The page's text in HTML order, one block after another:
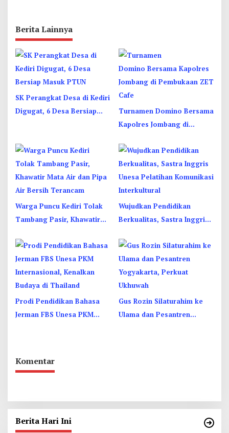
Berita Lainnya
SK Perangkat Desa di Kediri
Digugat, 6 Desa Bersiap
Turnamen Domino Bersama
Kapolres Jombang di
Warga Puncu Kediri Tolak
Tambang Pasir, Khawatir
Terancam
Wujudkan Pendidikan
Berkualitas, Sastra Inggris
Interkultural
Prodi Pendidikan Bahasa
Jerman FBS Unesa PKM
Gus Rozin Silaturahim ke
Ulama dan Pesantren
Komentar
Berita Hari Ini